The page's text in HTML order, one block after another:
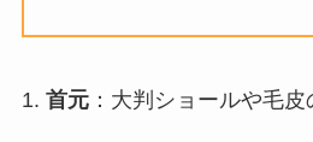
1. 首元：大判ショールや毛皮